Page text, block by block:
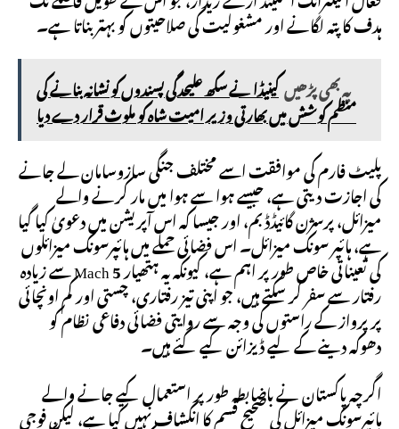
ہدف کا پتہ لگانے اور مشغولیت کی صلاحیتوں کو بہتر بناتا ہے۔
یہ بھی پڑھیںکینیڈا نے سکھ علیحدگی پسندوں کو نشانہ بنانے کی
منظم کوشش میں بھارتی وزیر امیت شاہ کو ملوث قرار دے دیا
پلیٹ فارم کی موافقت اسے مختلف جنگی سازوسامان لے جانے
کی اجازت دیتی ہے، جیسے ہوا سے ہوا میں مار کرنے والے
میزائل، پرسژن گائیڈڈ بم، اور جیسا کہ اس آپریشن میں دعویٰ کیا گیا
ہے، ہائپر سونک میزائل۔ اس فضائی حملے میں ہائپرسونک میزائلوں
کی تعیناتی خاص طور پر اہم ہے، کیونکہ یہ ہتھیار Mach 5 سے زیادہ
رفتار سے سفر کر سکتے ہیں، جو اپنی تیز رفتاری، چستی اور کم اونچائی
پر پرواز کے راستوں کی وجہ سے روایتی فضائی دفاعی نظام کو
دھوکہ دینے کے لیے ڈیزائن کیے گئے ہیں۔
اگرچہ پاکستان نے باضابطہ طور پر استعمال کیے جانے والے
ہائپرسونک میزائل کی صحیح قسم کا انکشاف نہیں کیا ہے، لیکن فوجی